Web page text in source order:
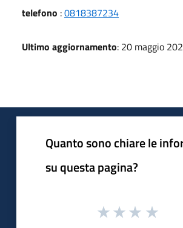
telefono :0818387234
Ultimo aggiornamento: 20 maggio
Quanto sono chiare le
su questa pagina?